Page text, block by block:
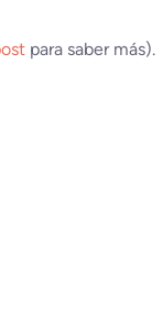
para saber más).